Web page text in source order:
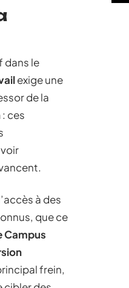
dans le
exige une
de la
: ces
à des
que ce
Campus
frein,